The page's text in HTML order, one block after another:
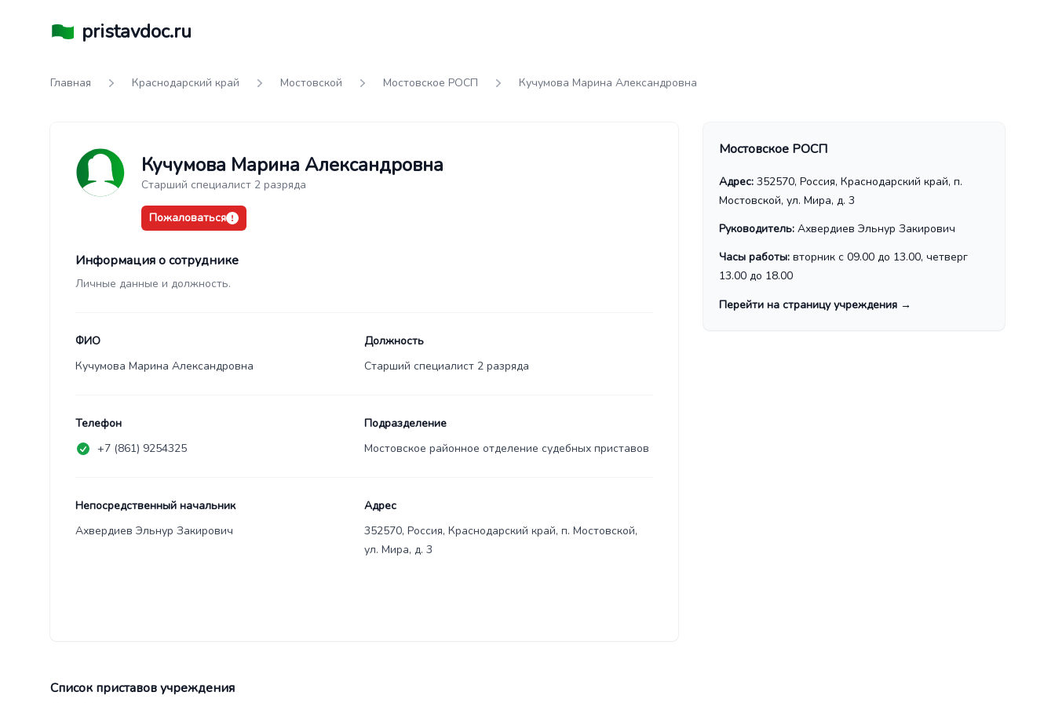
pristavdoc.ru
Главная Краснодарский край Мостовской Мостовское РОСП Кучумова Марина Александровна
Кучумова Марина Александровна
Старший специалист 2 разряда
Пожаловаться
Информация о сотруднике
Личные данные и должность.
ФИО
Кучумова Марина Александровна
Должность
Старший специалист 2 разряда
Телефон
+7 (861) 9254325
Подразделение
Мостовское районное отделение судебных приставов
Непосредственный начальник
Ахвердиев Эльнур Закирович
Адрес
352570, Россия, Краснодарский край, п. Мостовской,
ул. Мира, д. 3
Мостовское РОСП
Адрес: 352570, Россия, Краснодарский край, п.
Мостовской, ул. Мира, д. 3
Руководитель: Ахвердиев Эльнур Закирович
Часы работы: вторник с 09.00 до 13.00, четверг
13.00 до 18.00
Перейти на страницу учреждения →
Список приставов учреждения